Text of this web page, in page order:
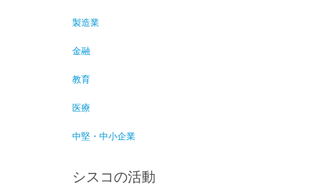
製造業
金融
教育
医療
中堅・中小企業
シスコの活動